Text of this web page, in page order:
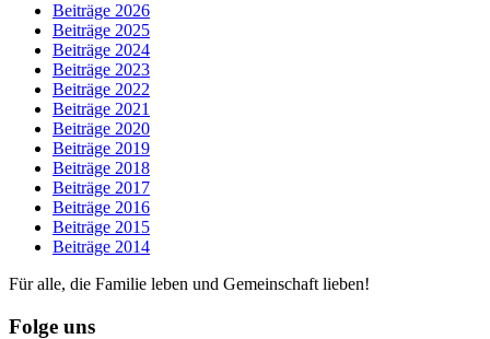
Beiträge 2026
Beiträge 2025
Beiträge 2024
Beiträge 2023
Beiträge 2022
Beiträge 2021
Beiträge 2020
Beiträge 2019
Beiträge 2018
Beiträge 2017
Beiträge 2016
Beiträge 2015
Beiträge 2014
Für alle, die Familie leben und Gemeinschaft lieben!
Folge uns